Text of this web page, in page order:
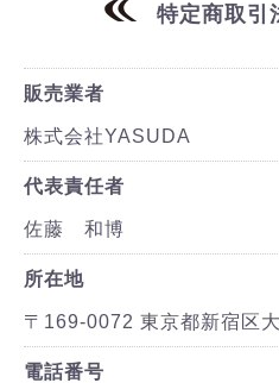
特定商取引
販売業者
株式会社YASUDA
代表責任者
佐藤 和博
所在地
〒169-0072 東京都新宿区
電話番号